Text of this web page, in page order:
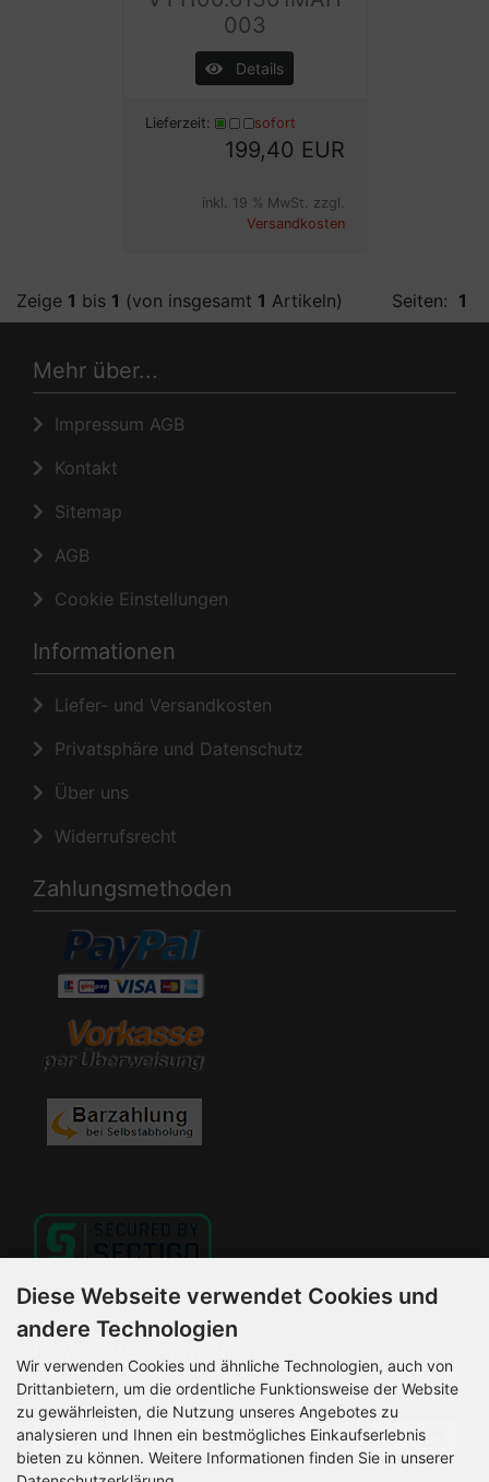
003
Details
Lieferzeit: sofort
199,40 EUR
inkl. 19 % MwSt. zzgl.
Versandkosten
Zeige 1 bis 1 (von insgesamt 1 Artikeln) Seiten: 1
Mehr über...
Impressum AGB
Kontakt
Sitemap
AGB
Cookie Einstellungen
Informationen
Liefer- und Versandkosten
Privatsphäre und Datenschutz
Über uns
Widerrufsrecht
Zahlungsmethoden
Newsletter-Anmeldung
E-Mail-Adresse:
Diese Webseite verwendet Cookies und
andere Technologien
Wir verwenden Cookies und ähnliche Technologien, auch von
Drittanbietern, um die ordentliche Funktionsweise der Website
zu gewährleisten, die Nutzung unseres Angebotes zu
analysieren und Ihnen ein bestmögliches Einkaufserlebnis
bieten zu können. Weitere Informationen finden Sie in unserer